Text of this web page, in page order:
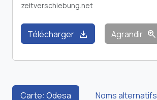
zeitverschiebung.net
Télécharger download Agrandir zoom_in
Carte: Odesa Noms alternatifs